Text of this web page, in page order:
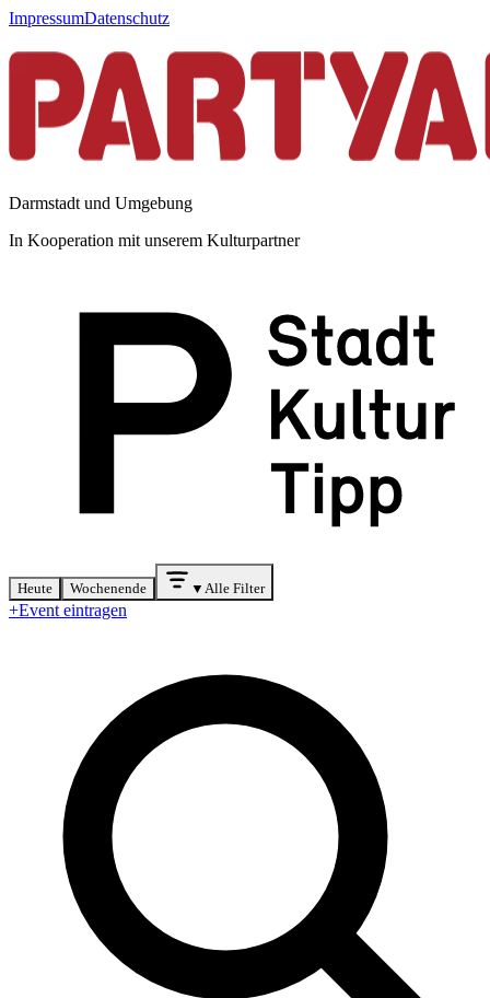
ImpressumDatenschutz
Darmstadt und Umgebung
In Kooperation mit unserem Kulturpartner
Heute Wochenende ▼ Alle Filter
+Event eintragen